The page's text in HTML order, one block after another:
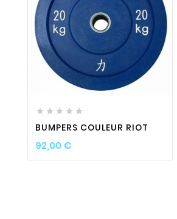
 visibility
    
BUMPERS COULEUR RIOT
92,00 €Prix